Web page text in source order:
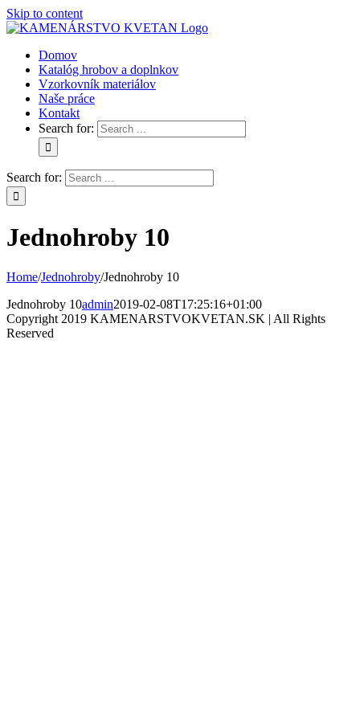
Skip to content
Domov
Katalóg hrobov a doplnkov
Vzorkovník materiálov
Naše práce
Kontakt
Search for:
Search for:
Jednohroby 10
Home/Jednohroby/Jednohroby 10
Jednohroby 10admin2019-02-08T17:25:16+01:00
Copyright 2019 KAMENARSTVOKVETAN.SK | All Rights
Reserved